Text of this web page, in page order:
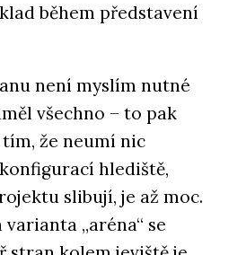
během představení
není myslím nutné
všechno – to pak
že neumí nic
hlediště,
slibují, je až moc.
„aréna“ se